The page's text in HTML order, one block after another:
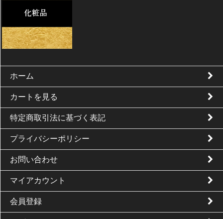
ホーム
カートを見る
特定商取引法に基づく表記
プライバシーポリシー
お問い合わせ
マイアカウント
会員登録